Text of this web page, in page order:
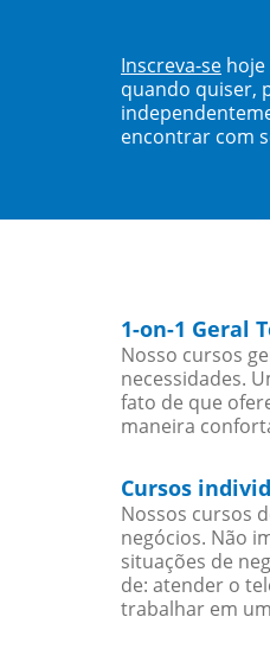
Inscreva-se hoje
quando quiser,
encontrar com
1-on-1 Geral
Nosso cursos
necessidades.
fato de que
maneira
Cursos
Nossos cursos
negócios. Não
situações de
de: atender o
trabalhar em